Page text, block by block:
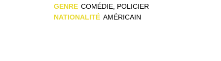
GENRE COMÉDIE, POLICIER
NATIONALITÉ AMÉRICAIN